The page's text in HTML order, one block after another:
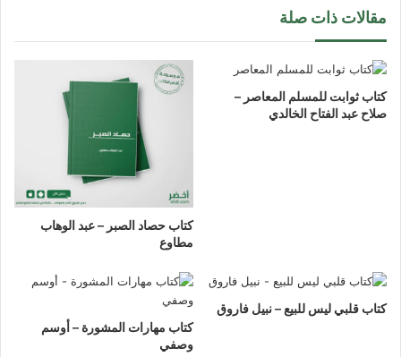
مقالات ذات صلة
كتاب ثوابت للمسلم المعاصر –
صلاح عبد الفتاح الخالدي
كتاب حصاد الصبر – عبد الوهاب
مطاوع
كتاب قلبي ليس للبيع – نبيل فاروق
كتاب مهارات المشورة – أوسم
وصفي